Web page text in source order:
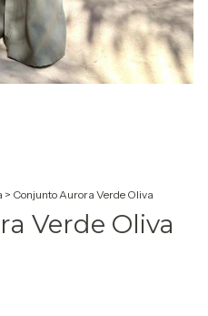
> Conjunto Aurora Verde Oliva
Verde Oliva